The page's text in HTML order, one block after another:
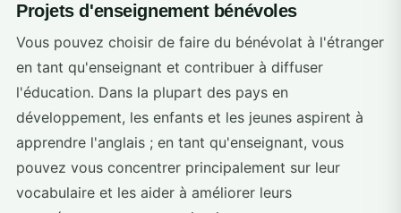
Projets d'enseignement bénévoles
Vous pouvez choisir de faire du bénévolat à l'étranger
en tant qu'enseignant et contribuer à diffuser
l'éducation. Dans la plupart des pays en
développement, les enfants et les jeunes aspirent à
apprendre l'anglais ; en tant qu'enseignant, vous
pouvez vous concentrer principalement sur leur
vocabulaire et les aider à améliorer leurs